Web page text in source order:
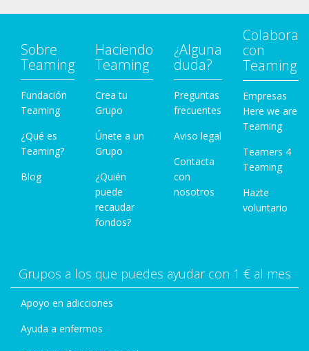
Sobre
Teaming
Fundación
Teaming
¿Qué es
Teaming?
Blog
Haciendo
Teaming
Crea tu
Grupo
Únete a un
Grupo
¿Quién
puede
recaudar
fondos?
¿Alguna
duda?
Preguntas
frecuentes
Aviso legal
Contacta
con
nosotros
Colabora
con
Teaming
Empresas
Here we are
Teaming
Teamers 4
Teaming
Hazte
voluntario
Grupos a los que puedes ayudar con 1 € al mes
Apoyo en adicciones
Ayuda a enfermos